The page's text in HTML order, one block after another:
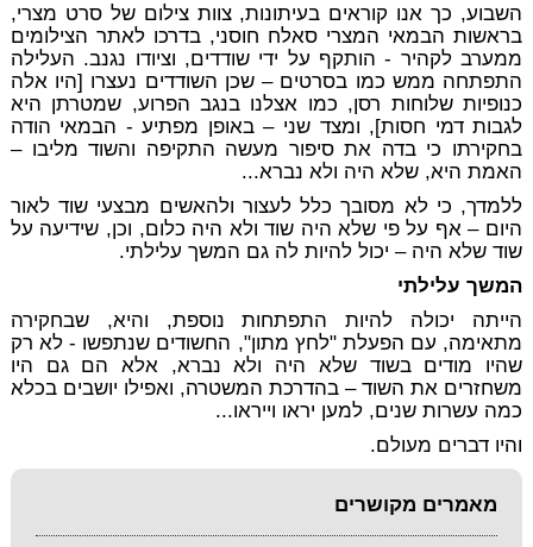
השבוע, כך אנו קוראים בעיתונות, צוות צילום של סרט מצרי,
בראשות הבמאי המצרי סאלח חוסני, בדרכו לאתר הצילומים
ממערב לקהיר - הותקף על ידי שודדים, וציודו נגנב. העלילה
התפתחה ממש כמו בסרטים – שכן השודדים נעצרו [היו אלה
כנופיות שלוחות רסן, כמו אצלנו בנגב הפרוע, שמטרתן היא
לגבות דמי חסות], ומצד שני – באופן מפתיע - הבמאי הודה
בחקירתו כי בדה את סיפור מעשה התקיפה והשוד מליבו –
האמת היא, שלא היה ולא נברא...
ללמדך, כי לא מסובך כלל לעצור ולהאשים מבצעי שוד לאור
היום – אף על פי שלא היה שוד ולא היה כלום, וכן, שידיעה על
שוד שלא היה – יכול להיות לה גם המשך עלילתי.
המשך עלילתי
הייתה יכולה להיות התפתחות נוספת, והיא, שבחקירה
מתאימה, עם הפעלת "לחץ מתון", החשודים שנתפשו - לא רק
שהיו מודים בשוד שלא היה ולא נברא, אלא הם גם היו
משחזרים את השוד – בהדרכת המשטרה, ואפילו יושבים בכלא
כמה עשרות שנים, למען יראו וייראו...
והיו דברים מעולם.
מאמרים מקושרים